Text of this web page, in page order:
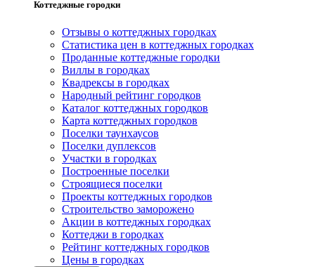
Коттеджные городки
Отзывы о коттеджных городках
Статистика цен в коттеджных городках
Проданные коттеджные городки
Виллы в городках
Квадрексы в городках
Народный рейтинг городков
Каталог коттеджных городков
Карта коттеджных городков
Поселки таунхаусов
Поселки дуплексов
Участки в городках
Построенные поселки
Строящиеся поселки
Проекты коттеджных городков
Строительство заморожено
Акции в коттеджных городках
Коттеджи в городках
Рейтинг коттеджных городков
Цены в городках